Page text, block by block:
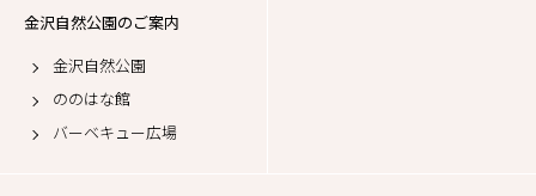
金沢自然公園のご案内
金沢自然公園
ののはな館
バーベキュー広場